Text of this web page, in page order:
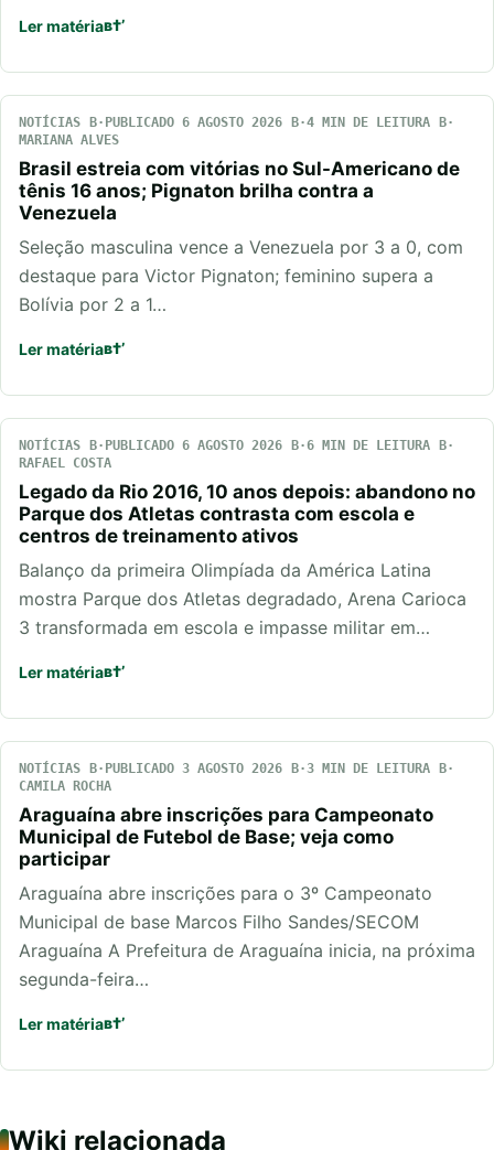
Ler matéria
NOTÍCIAS PUBLICADO 6 AGOSTO 2026
4 MIN DE LEITURA
MARIANA ALVES
Brasil estreia com vitórias no Sul-Americano de
tênis 16 anos; Pignaton brilha contra a
Venezuela
Seleção masculina vence a Venezuela por 3 a 0, com
destaque para Victor Pignaton; feminino supera a
Bolívia por 2 a 1…
Ler matéria
NOTÍCIAS PUBLICADO 6 AGOSTO 2026
6 MIN DE LEITURA
RAFAEL COSTA
Legado da Rio 2016, 10 anos depois: abandono no
Parque dos Atletas contrasta com escola e
centros de treinamento ativos
Balanço da primeira Olimpíada da América Latina
mostra Parque dos Atletas degradado, Arena Carioca
3 transformada em escola e impasse militar em…
Ler matéria
NOTÍCIAS PUBLICADO 3 AGOSTO 2026
3 MIN DE LEITURA
CAMILA ROCHA
Araguaína abre inscrições para Campeonato
Municipal de Futebol de Base; veja como
participar
Araguaína abre inscrições para o 3º Campeonato
Municipal de base Marcos Filho Sandes/SECOM
Araguaína A Prefeitura de Araguaína inicia, na próxima
segunda-feira…
Ler matéria
Wiki relacionada